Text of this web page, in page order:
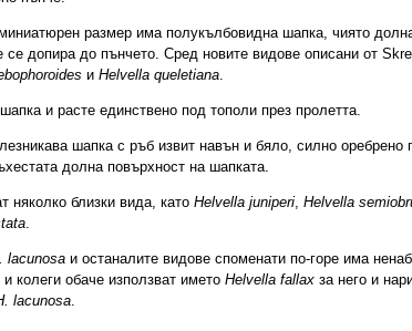
размер има полукълбовидна шапка, чиято
допира до пънчето. Сред новите видове описани от
и Helvella queletiana.
и расте единствено под тополи през пролетта.
шапка с ръб извит навън и бяло, силно оребрено
долна повърхност на шапката.
няколко близки вида, като Helvella juniperi, Helvella
.
lacunosa и останалите видове споменати по-горе има
колеги обаче използват името Helvella fallax за него и
lacunosa.